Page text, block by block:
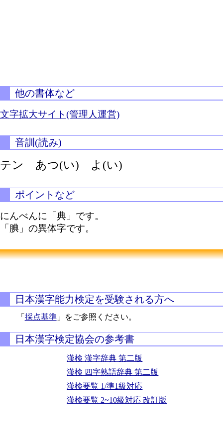
他の書体など
文字拡大サイト(管理人運営)
音訓(読み)
テン あつ(い) よ(い)
ポイントなど
にんべんに「典」です。
「腆」の異体字です。
日本漢字能力検定を受験される方へ
「 採点基準」をご参照ください。
日本漢字検定協会の参考書
漢検 漢字辞典 第二版
漢検 四字熟語辞典 第二版
漢検要覧 1/準1級対応
漢検要覧 2~10級対応 改訂版